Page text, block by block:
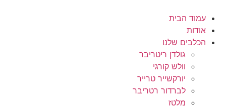
לתוכן עמוד הבית
אודות
הכלבים שלנו
גולדן ריטריבר
וולש קורגי
יורקשייר טרייר
לברדור רטריבר
מלטז